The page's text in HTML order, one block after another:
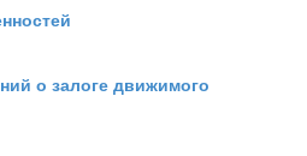
о залоге движимого